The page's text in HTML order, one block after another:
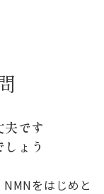
夫です
ょう
をはじめと